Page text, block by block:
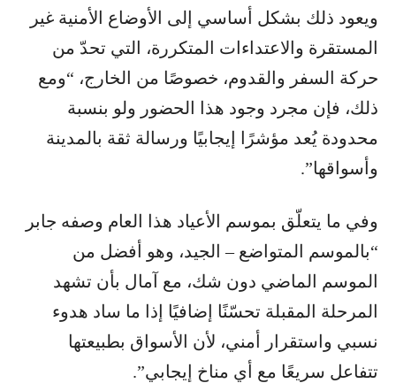
ويعود ذلك بشكل أساسي إلى الأوضاع الأمنية غير
المستقرة والاعتداءات المتكررة، التي تحدّ من
حركة السفر والقدوم، خصوصًا من الخارج، “ومع
ذلك، فإن مجرد وجود هذا الحضور ولو بنسبة
محدودة يُعد مؤشرًا إيجابيًا ورسالة ثقة بالمدينة
وأسواقها”.
وفي ما يتعلّق بموسم الأعياد هذا العام وصفه جابر
“بالموسم المتواضع – الجيد، وهو أفضل من
الموسم الماضي دون شك، مع آمال بأن تشهد
المرحلة المقبلة تحسّنًا إضافيًا إذا ما ساد هدوء
نسبي واستقرار أمني، لأن الأسواق بطبيعتها
تتفاعل سريعًا مع أي مناخ إيجابي”.